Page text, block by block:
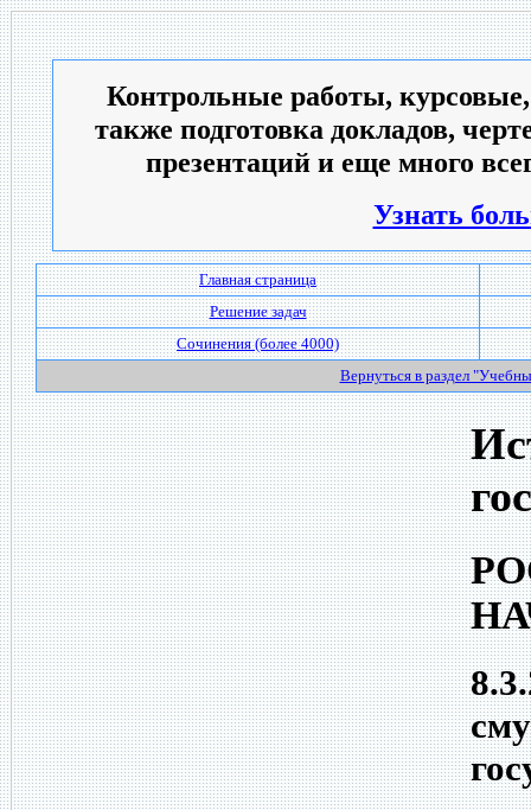
Контрольные работы,
также подготовка докладов,
презентаций и еще много
Узнать
Главная страница
Решение задач
Сочинения (более 4000)
Вернуться в раздел